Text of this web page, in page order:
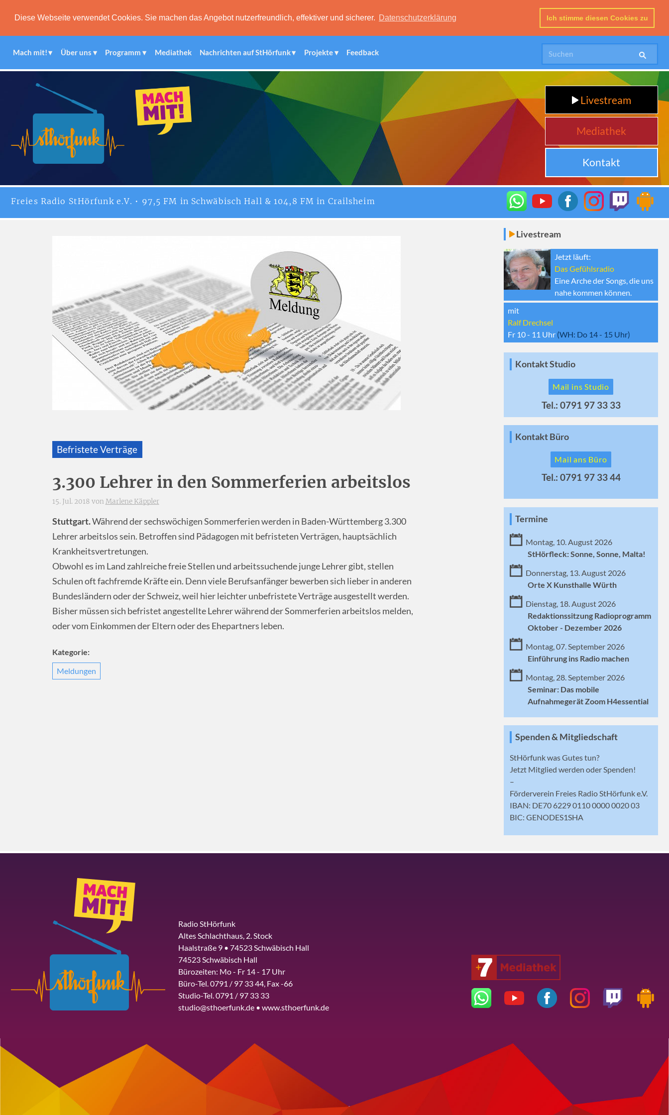
Diese Webseite verwendet Cookies. Sie machen das Angebot nutzerfreundlich, effektiver und sicherer. Datenschutzerklärung Ich stimme diesen Cookies zu
Mach mit! Über uns Programm Mediathek Nachrichten auf StHörfunk Projekte Feedback
Livestream
Mediathek
Kontakt
Freies Radio StHörfunke.V. • 97,5 FM in Schwäbisch Hall & 104,8 FM in Crailsheim
Befristete Verträge
3.300 Lehrer in den Sommerferien arbeitslos
15. Jul. 2018 von Marlene Käppler
Stuttgart.Während der sechswöchigen Sommerferien werden in Baden-Württemberg 3.300
Lehrer arbeitslos sein. Betroffen sind Pädagogen mit befristeten Verträgen, hauptsächlich
Krankheitsvertretungen.
Obwohl es im Land zahlreiche freie Stellen und arbeitssuchende junge Lehrer gibt, stellen
Schulen oft fachfremde Kräfte ein. Denn viele Berufsanfänger bewerben sich lieber in anderen
Bundesländern oder der Schweiz, weil hier leichter unbefristete Verträge ausgestellt werden.
Bisher müssen sich befristet angestellte Lehrer während der Sommerferien arbeitslos melden,
oder vom Einkommen der Eltern oder des Ehepartners leben.
Kategorie:
Meldungen
Livestream
Jetzt läuft:
Das Gefühlsradio
Eine Arche der Songs, die uns
nahe kommen können.
mit
Ralf Drechsel
Fr 10 - 11 Uhr (WH: Do 14 - 15 Uhr)
Kontakt Studio
Mail ins Studio
Tel.: 0791 97 33 33
Kontakt Büro
Mail ans Büro
Tel.: 0791 97 33 44
Termine
Montag, 10. August 2026
StHörfleck: Sonne, Sonne, Malta!
Donnerstag, 13. August 2026
Orte X Kunsthalle Würth
Dienstag, 18. August 2026
Redaktionssitzung Radioprogramm
Oktober - Dezember 2026
Montag, 07. September 2026
Einführung ins Radio machen
Montag, 28. September 2026
Seminar: Das mobile
Aufnahmegerät Zoom H4essential
Spenden & Mitgliedschaft
StHörfunk was Gutes tun?
Jetzt Mitglied werden oder Spenden!
–
Förderverein Freies Radio StHörfunk e.V.
IBAN: DE70 6229 0110 0000 0020 03
BIC: GENODES1SHA
Radio StHörfunk
Altes Schlachthaus, 2. Stock
Haalstraße 9 • 74523 Schwäbisch Hall
74523 Schwäbisch Hall
Bürozeiten: Mo - Fr 14 - 17 Uhr
Büro-Tel. 0791 / 97 33 44, Fax -66
Studio-Tel. 0791 / 97 33 33
studio@sthoerfunk.de • www.sthoerfunk.de